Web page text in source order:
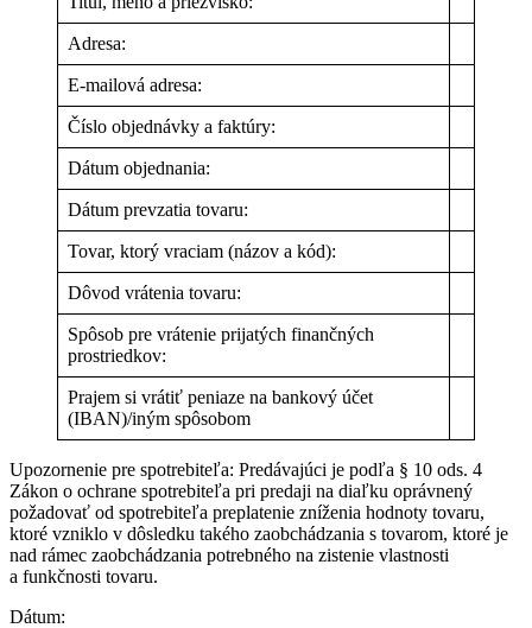
Adresa:
E-mailová adresa:
Číslo objednávky a faktúry:
Dátum objednania:
Dátum prevzatia tovaru:
Tovar, ktorý vraciam (názov a kód):
Dôvod vrátenia tovaru:
Spôsob pre vrátenie prijatých finančných
prostriedkov:
Prajem si vrátiť peniaze na bankový účet
(IBAN)/iným spôsobom
Upozornenie pre spotrebiteľa: Predávajúci je podľa § 10 ods. 4
Zákon o ochrane spotrebiteľa pri predaji na diaľku oprávnený
požadovať od spotrebiteľa preplatenie zníženia hodnoty tovaru,
ktoré vzniklo v dôsledku takého zaobchádzania s tovarom, ktoré je
nad rámec zaobchádzania potrebného na zistenie vlastnosti
a funkčnosti tovaru.
Dátum: